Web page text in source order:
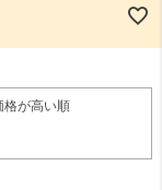
格が高い順